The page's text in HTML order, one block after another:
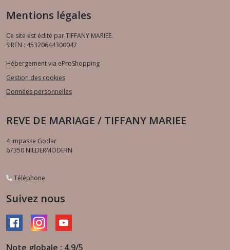
Mentions légales
Ce site est édité par TIFFANY MARIEE.
SIREN : 45320644300047
Hébergement via eProShopping
Gestion des cookies
Données personnelles
REVE DE MARIAGE / TIFFANY MARIEE
4 impasse Godar
67350 NIEDERMODERN
Téléphone
Suivez nous
Note globale : 4,9/5